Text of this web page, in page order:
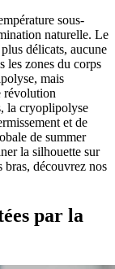
sous-
naturelle. Le
délicats, aucune
les zones du corps
mais
révolution
la cryoplipolyse
et de
de summer
la silhouette sur
bras, découvrez nos
par la